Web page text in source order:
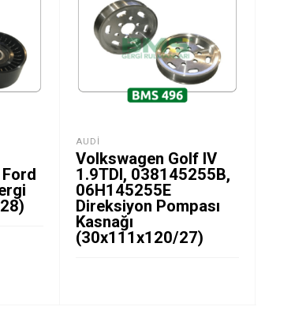
AUDI
Volkswagen Golf IV
1.9TDI, 038145255B,
06H145255E
Direksiyon Pompası
Kasnağı
(30x111x120/27)